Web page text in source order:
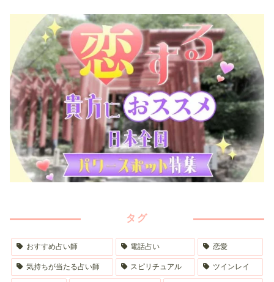
タグ
おすすめ占い師 電話占い 恋愛
気持ちが当たる占い師 スピリチュアル ツインレイ